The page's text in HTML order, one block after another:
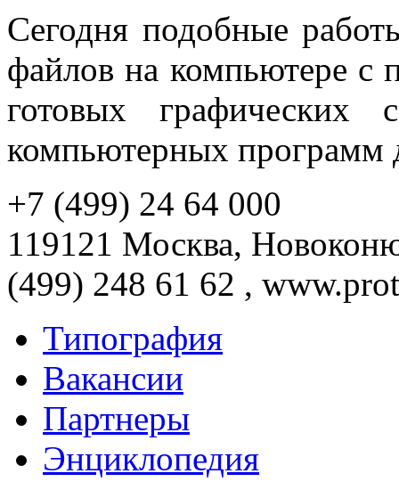
Сегодня подобные
файлов на компьютере с
готовых графических
компьютерных программ
+7 (499) 24 64 000
119121 Москва,
(499) 248 61 62 ,
Типография
Вакансии
Партнеры
Энциклопедия